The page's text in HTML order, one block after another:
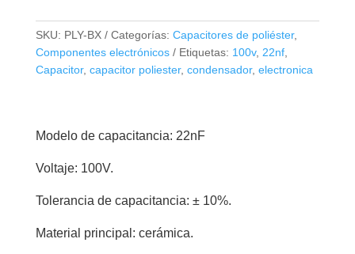
Poliéster
22nf
100V
SKU: PLY-BX Categorías: Capacitores de poliéster,
Componentes electrónicos
Etiquetas: 100v, 22nf,
Capacitor, capacitor poliester, condensador, electronica
Modelo de capacitancia: 22nF
Voltaje: 100V.
Tolerancia de capacitancia: ± 10%.
Material principal: cerámica.